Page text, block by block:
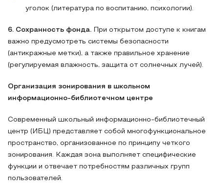
уголок (литература по воспитанию, психологии).
6. Сохранность фонда. При открытом доступе к книгам
важно предусмотреть системы безопасности
(антикражные метки), а также правильное хранение
(регулируемая влажность, защита от солнечных лучей).
Организация зонирования в школьном
информационно-библиотечном центре
Современный школьный информационно-библиотечный
центр (ИБЦ) представляет собой многофункциональное
пространство, организованное по принципу четкого
зонирования. Каждая зона выполняет специфические
функции и отвечает потребностям различных групп
пользователей.